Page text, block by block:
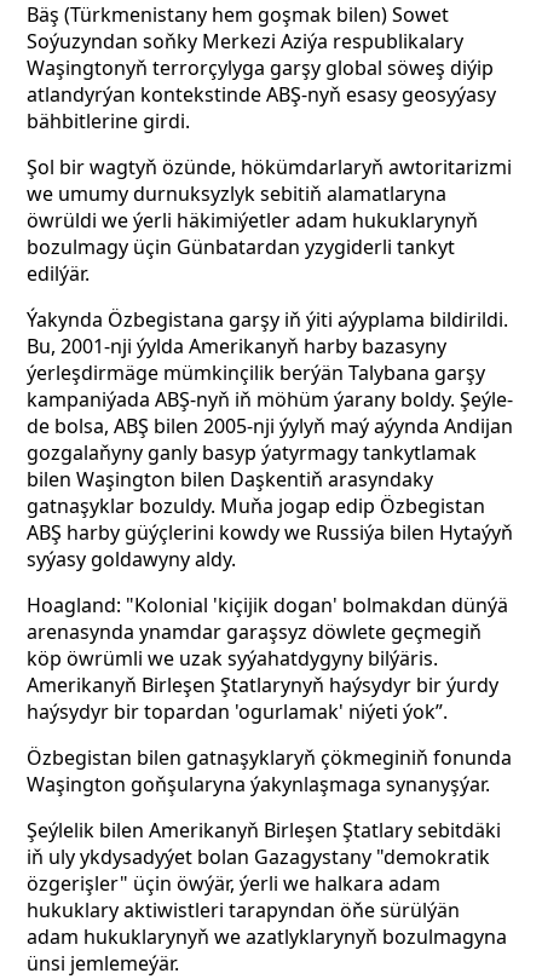
Bäş (Türkmenistany hem goşmak bilen) Sowet
Soýuzyndan soňky Merkezi Aziýa respublikalary
Waşingtonyň terrorçylyga garşy global söweş diýip
atlandyrýan kontekstinde ABŞ-nyň esasy geosyýasy
bähbitlerine girdi.
Şol bir wagtyň özünde, hökümdarlaryň awtoritarizmi
we umumy durnuksyzlyk sebitiň alamatlaryna
öwrüldi we ýerli häkimiýetler adam hukuklarynyň
bozulmagy üçin Günbatardan yzygiderli tankyt
edilýär.
Ýakynda Özbegistana garşy iň ýiti aýyplama bildirildi.
Bu, 2001-nji ýylda Amerikanyň harby bazasyny
ýerleşdirmäge mümkinçilik berýän Talybana garşy
kampaniýada ABŞ-nyň iň möhüm ýarany boldy. Şeýle-
de bolsa, ABŞ bilen 2005-nji ýylyň maý aýynda Andijan
gozgalaňyny ganly basyp ýatyrmagy tankytlamak
bilen Waşington bilen Daşkentiň arasyndaky
gatnaşyklar bozuldy. Muňa jogap edip Özbegistan
ABŞ harby güýçlerini kowdy we Russiýa bilen Hytaýyň
syýasy goldawyny aldy.
Hoagland: "Kolonial 'kiçijik dogan' bolmakdan dünýä
arenasynda ynamdar garaşsyz döwlete geçmegiň
köp öwrümli we uzak syýahatdygyny bilýäris.
Amerikanyň Birleşen Ştatlarynyň haýsydyr bir ýurdy
haýsydyr bir topardan 'ogurlamak' niýeti ýok”.
Özbegistan bilen gatnaşyklaryň çökmeginiň fonunda
Waşington goňşularyna ýakynlaşmaga synanyşýar.
Şeýlelik bilen Amerikanyň Birleşen Ştatlary sebitdäki
iň uly ykdysadyýet bolan Gazagystany "demokratik
özgerişler" üçin öwýär, ýerli we halkara adam
hukuklary aktiwistleri tarapyndan öňe sürülýän
adam hukuklarynyň we azatlyklarynyň bozulmagyna
ünsi jemlemeýär.